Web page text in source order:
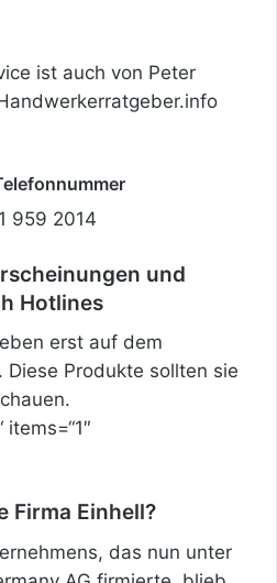
ist auch von Peter
959 2014
und
Hotlines
erst auf dem
Produkte sollten sie
Firma Einhell?
das nun unter